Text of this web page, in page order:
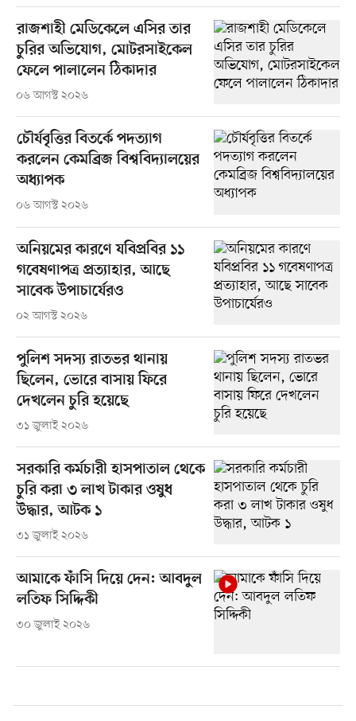
রাজশাহী মেডিকেলে এসির তার
চুরির অভিযোগ, মোটরসাইকেল
ফেলে পালালেন ঠিকাদার
০৬ আগস্ট ২০২৬
চৌর্যবৃত্তির বিতর্কে পদত্যাগ
করলেন কেমব্রিজ বিশ্ববিদ্যালয়ের
অধ্যাপক
০৬ আগস্ট ২০২৬
অনিয়মের কারণে যবিপ্রবির ১১
গবেষণাপত্র প্রত্যাহার, আছে
সাবেক উপাচার্যেরও
০২ আগস্ট ২০২৬
পুলিশ সদস্য রাতভর থানায়
ছিলেন, ভোরে বাসায় ফিরে
দেখলেন চুরি হয়েছে
৩১ জুলাই ২০২৬
সরকারি কর্মচারী হাসপাতাল থেকে
চুরি করা ৩ লাখ টাকার ওষুধ
উদ্ধার, আটক ১
৩১ জুলাই ২০২৬
আমাকে ফাঁসি দিয়ে দেন: আবদুল
লতিফ সিদ্দিকী
৩০ জুলাই ২০২৬